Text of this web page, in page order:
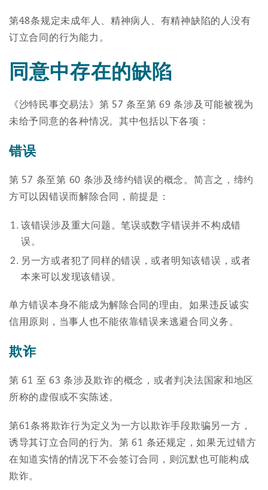
第48条规定未成年人、精神病人、有精神缺陷的人没有
订立合同的行为能力。
同意中存在的缺陷
《沙特民事交易法》第 57 条至第 69 条涉及可能被视为
未给予同意的各种情况。其中包括以下各项：
错误
第 57 条至第 60 条涉及缔约错误的概念。简言之，缔约
方可以因错误而解除合同，前提是：
该错误涉及重大问题。笔误或数字错误并不构成错
误。
另一方或者犯了同样的错误，或者明知该错误，或者
本来可以发现该错误。
单方错误本身不能成为解除合同的理由。如果违反诚实
信用原则，当事人也不能依靠错误来逃避合同义务。
欺诈
第 61 至 63 条涉及欺诈的概念，或者判决法国家和地区
所称的虚假或不实陈述。
第61条将欺诈行为定义为一方以欺诈手段欺骗另一方，
诱导其订立合同的行为。第 61 条还规定，如果无过错方
在知道实情的情况下不会签订合同，则沉默也可能构成
欺诈。